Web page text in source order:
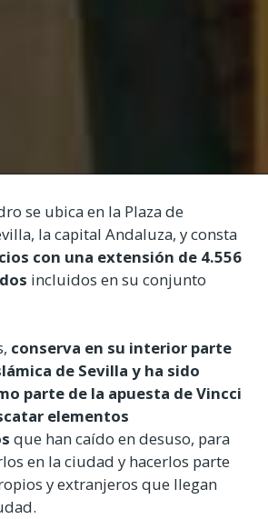
se ubica en la Plaza de
la capital Andaluza, y consta
con una extensión de 4.556
incluidos en su conjunto
conserva en su interior parte
de Sevilla y ha sido
parte de la apuesta de Vincci
elementos
que han caído en desuso, para
en la ciudad y hacerlos parte
y extranjeros que llegan